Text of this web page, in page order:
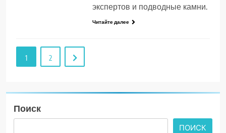
экспертов и подводные камни.
Читайте далее
1 2
Поиск
ПОИСК